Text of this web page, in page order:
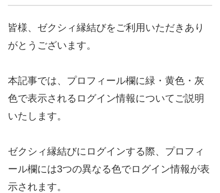
皆様、ゼクシィ縁結びをご利用いただきあり
がとうございます。
本記事では、プロフィール欄に緑・黄色・灰
色で表示されるログイン情報についてご説明
いたします。
ゼクシィ縁結びにログインする際、プロフィ
ール欄には3つの異なる色でログイン情報が表
示されます。